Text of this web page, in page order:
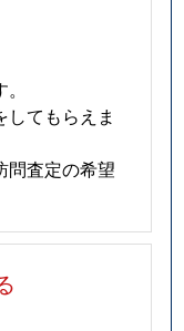
てもらえま
問査定の希望